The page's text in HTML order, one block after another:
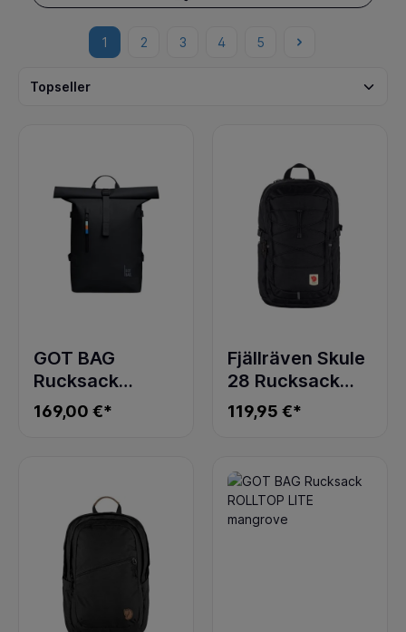
1 2 3 4 5
GOT BAG
Rucksack
ROLLTOP 2.0
black
169,00 €*
Fjällräven Skule
28 Rucksack
Black
119,95 €*